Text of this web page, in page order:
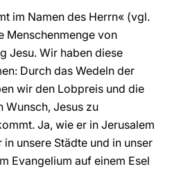
im Namen des Herrn« (vgl.
Menschenmenge von
Jesu. Wir haben diese
Durch das Wedeln der
wir den Lobpreis und die
Wunsch, Jesus zu
Ja, wie er in Jerusalem
unsere Städte und in unser
Evangelium auf einem Esel